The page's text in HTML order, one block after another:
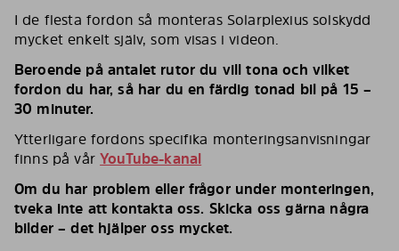
I de flesta fordon så monteras Solarplexius solskydd
mycket enkelt själv, som visas i videon.
Beroende på antalet rutor du vill tona och vilket
fordon du har, så har du en färdig tonad bil på 15 –
30 minuter.
Ytterligare fordons specifika monteringsanvisningar
finns på vårYouTube-kanal
Om du har problem eller frågor under monteringen,
tveka inte att kontakta oss. Skicka oss gärna några
bilder – det hjälper oss mycket.